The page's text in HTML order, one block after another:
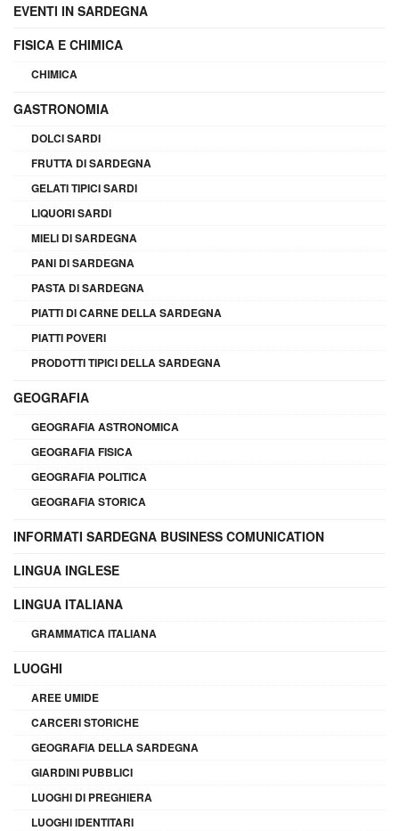
EVENTI IN SARDEGNA
FISICA E CHIMICA
CHIMICA
GASTRONOMIA
DOLCI SARDI
FRUTTA DI SARDEGNA
GELATI TIPICI SARDI
LIQUORI SARDI
MIELI DI SARDEGNA
PANI DI SARDEGNA
PASTA DI SARDEGNA
PIATTI DI CARNE DELLA SARDEGNA
PIATTI POVERI
PRODOTTI TIPICI DELLA SARDEGNA
GEOGRAFIA
GEOGRAFIA ASTRONOMICA
GEOGRAFIA FISICA
GEOGRAFIA POLITICA
GEOGRAFIA STORICA
INFORMATI SARDEGNA BUSINESS COMUNICATION
LINGUA INGLESE
LINGUA ITALIANA
GRAMMATICA ITALIANA
LUOGHI
AREE UMIDE
CARCERI STORICHE
GEOGRAFIA DELLA SARDEGNA
GIARDINI PUBBLICI
LUOGHI DI PREGHIERA
LUOGHI IDENTITARI